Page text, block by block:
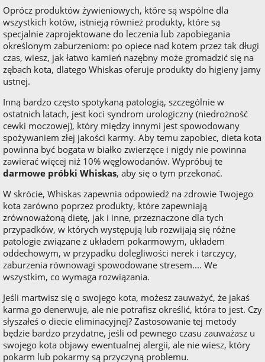
Oprócz produktów żywieniowych, które są wspólne dla
wszystkich kotów, istnieją również produkty, które są
specjalnie zaprojektowane do leczenia lub zapobiegania
określonym zaburzeniom: po opiece nad kotem przez tak długi
czas, wiesz, jak łatwo kamień nazębny może gromadzić się na
zębach kota, dlatego Whiskas oferuje produkty do higieny jamy
ustnej.
Inną bardzo często spotykaną patologią, szczególnie w
ostatnich latach, jest koci syndrom urologiczny (niedrożność
cewki moczowej), który między innymi jest spowodowany
spożywaniem złej jakości karmy. Aby temu zapobiec, dieta kota
powinna być bogata w białko zwierzęce i nigdy nie powinna
zawierać więcej niż 10% węglowodanów. Wypróbuj te
darmowe próbki Whiskas, aby się o tym przekonać.
W skrócie, Whiskas zapewnia odpowiedź na zdrowie Twojego
kota zarówno poprzez produkty, które zapewniają
zrównoważoną dietę, jak i inne, przeznaczone dla tych
przypadków, w których występują lub rozwijają się różne
patologie związane z układem pokarmowym, układem
oddechowym, w przypadku dolegliwości nerek i tarczycy,
zaburzenia równowagi spowodowane stresem.... We
wszystkim, co wymaga rozwiązania.
Jeśli martwisz się o swojego kota, możesz zauważyć, że jakaś
karma go denerwuje, ale nie potrafisz określić, która to jest. Czy
słyszałeś o diecie eliminacyjnej? Zastosowanie tej metody
będzie bardzo przydatne, jeśli od pewnego czasu zauważasz u
swojego kota objawy ewentualnej alergii, ale nie wiesz, który
pokarm lub pokarmy są przyczyną problemu.